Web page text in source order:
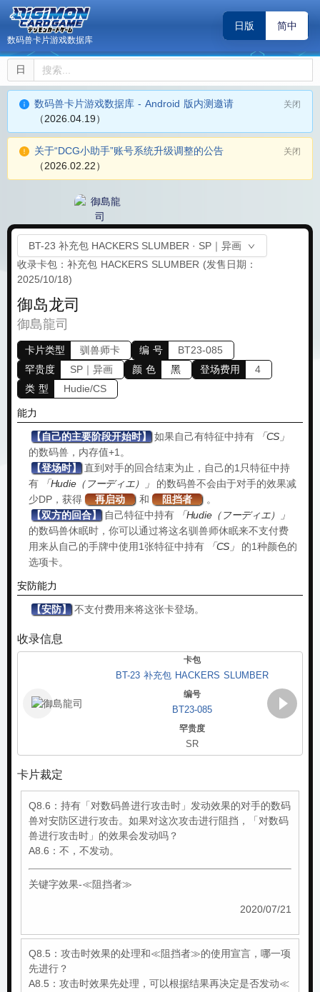
数码兽卡片游戏数据库
日版 简中
日
数码兽卡片游戏数据库 - Android 版内测邀请
（2026.04.19）
关闭
关于“DCG小助手”账号系统升级调整的公告
（2026.02.22）
关闭
收录卡包：补充包 HACKERS SLUMBER (发售日期：
2025/10/18)
BT-23 补充包 HACKERS SLUMBER · SP｜异画
御岛龙司
御島龍司
卡片类型 驯兽师卡 编 号
BT23-085
罕贵度
SP｜异画 颜 色 黑 登场费用
4
类 型
Hudie/CS
能力
【自己的主要阶段开始时】 如果自己有特征中持有
「CS」
的数码兽，内存值+1。
【登场时】 直到对手的回合结束为止，自己的1只特征中持
有
「Hudie（フーディエ）」
的数码兽不会由于对手的效果减
少DP，获得
再启动 和 阻挡者
。
【双方的回合】 自己特征中持有
「Hudie（フーディエ）」
的数码兽休眠时，你可以通过将这名驯兽师休眠来不支付费
用来从自己的手牌中使用1张特征中持有
「CS」
的1种颜色的
选项卡。
安防能力
【安防】 不支付费用来将这张卡登场。
收录信息
卡包
BT-23 补充包 HACKERS SLUMBER
编号
BT23-085
罕贵度
SR
卡片裁定
Q8.6：持有「对数码兽进行攻击时」发动效果的对手的数码
兽对安防区进行攻击。如果对这次攻击进行阻挡，「对数码
兽进行攻击时」的效果会发动吗？
A8.6：不，不发动。
关键字效果-≪阻挡者≫
2020/07/21
Q8.5：攻击时效果的处理和≪阻挡者≫的使用宣言，哪一项
先进行？
A8.5：攻击时效果先处理，可以根据结果再决定是否发动≪